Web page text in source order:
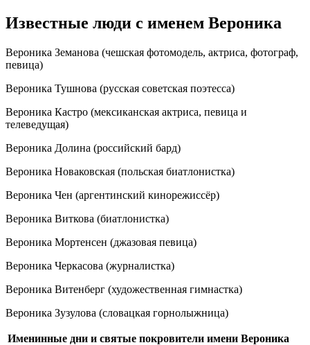
Известные люди с именем Вероника
Вероника Земанова (чешская фотомодель, актриса, фотограф,
певица)
Вероника Тушнова (русская советская поэтесса)
Вероника Кастро (мексиканская актриса, певица и
телеведущая)
Вероника Долина (российский бард)
Вероника Новаковская (польская биатлонистка)
Вероника Чен (аргентинский кинорежиссёр)
Вероника Виткова (биатлонистка)
Вероника Мортенсен (джазовая певица)
Вероника Черкасова (журналистка)
Вероника Витенберг (художественная гимнастка)
Вероника Зузулова (словацкая горнолыжница)
Именинные дни и святые покровители имени Вероника